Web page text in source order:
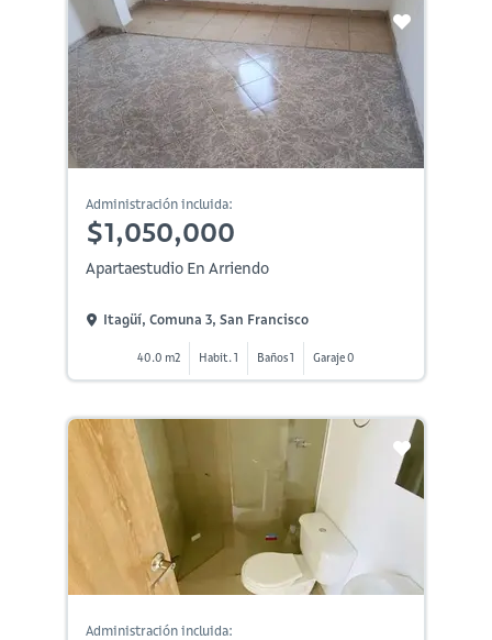
Administración incluida:
$1,050,000
Apartaestudio En Arriendo
Itagüí, Comuna 3, San Francisco
40.0 m2 Habit. 1 Baños 1 Garaje 0
Administración incluida: